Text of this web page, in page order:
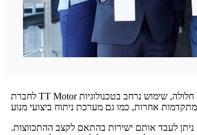
לחברת TT Motor צוות מחקר ופיתוח מנוסה של מנועי צמצום, צוות מחקר ופיתוח של מנועים ללא מברשות וצוות מהנדסי מחקר ופיתוח של מנועי כוס חלולה, שימוש נרחב בטכנולוגיות FMEA, VE, CAD וטכנולוגיות תכנון
ניתן לעבד אותם ישירות בהתאם לקצב ההתכווצות.